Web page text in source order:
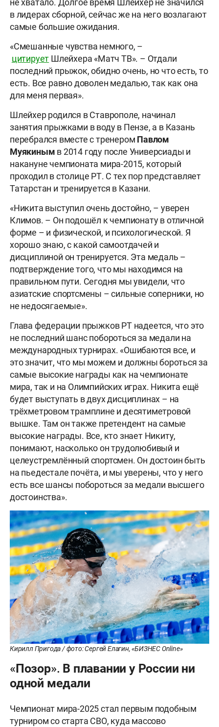
не хватало. Долгое время Шлейхер не значился
в лидерах сборной, сейчас же на него возлагают
самые большие ожидания.
«Смешанные чувства немного, –
цитирует Шлейхера «Матч ТВ». – Отдали
последний прыжок, обидно очень, но что есть, то
есть. Все равно доволен медалью, так как она
для меня первая».
Шлейхер родился в Ставрополе, начинал
занятия прыжками в воду в Пензе, а в Казань
перебрался вместе с тренером Павлом
Муякиным в 2014 году после Универсиады и
накануне чемпионата мира-2015, который
проходил в столице РТ. С тех пор представляет
Татарстан и тренируется в Казани.
«Никита выступил очень достойно, – уверен
Климов. – Он подошёл к чемпионату в отличной
форме – и физической, и психологической. Я
хорошо знаю, с какой самоотдачей и
дисциплиной он тренируется. Эта медаль –
подтверждение того, что мы находимся на
правильном пути. Сегодня мы увидели, что
азиатские спортсмены – сильные соперники, но
не недосягаемые».
Глава федерации прыжков РТ надеется, что это
не последний шанс побороться за медали на
международных турнирах. «Ошибаются все, и
это значит, что мы можем и должны бороться за
самые высокие награды как на чемпионате
мира, так и на Олимпийских играх. Никита ещё
будет выступать в двух дисциплинах – на
трёхметровом трамплине и десятиметровой
вышке. Там он также претендент на самые
высокие награды. Все, кто знает Никиту,
понимают, насколько он трудолюбивый и
целеустремлённый спортсмен. Он достоин быть
на пьедестале почёта, и мы уверены, что у него
есть все шансы побороться за медали высшего
достоинства».
Кирилл Пригода / фото: Сергей Елагин, «БИЗНЕС Online»
«Позор». В плавании у России ни
одной медали
Чемпионат мира-2025 стал первым подобным
турниром со старта СВО, куда массово